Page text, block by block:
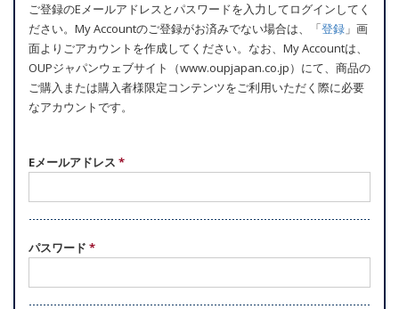
マ
リ
ー
タ
ブ
ご登録のEメールアドレスとパスワードを入力してログインしてく
ださい。My Accountのご登録がお済みでない場合は、「登録 」画
面よりごアカウントを作成してください。なお、My Accountは、
OUPジャパンウェブサイト（www.oupjapan.co.jp）にて、商品の
ご購入または購入者様限定コンテンツをご利用いただく際に必要
なアカウントです。
Eメールアドレス *
パスワード *